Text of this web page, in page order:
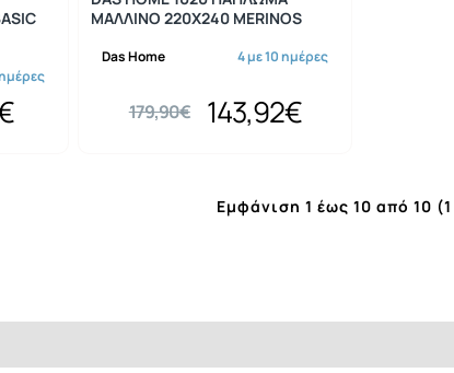
Das Home 4 με 10 ημέρες
ΜΑΛΛΙΝΟ 220Χ240 MERINOS
143,92€
179,90€
Εμφάνιση 1 έως 10 από 10